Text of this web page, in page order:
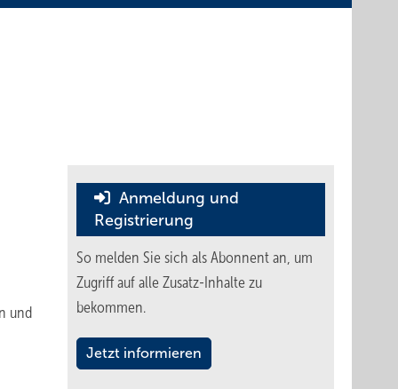
und
Anmeldung und
Registrierung
So melden Sie sich als Abonnent an, um
Zugriff auf alle Zusatz-Inhalte zu
bekommen.
Jetzt informieren